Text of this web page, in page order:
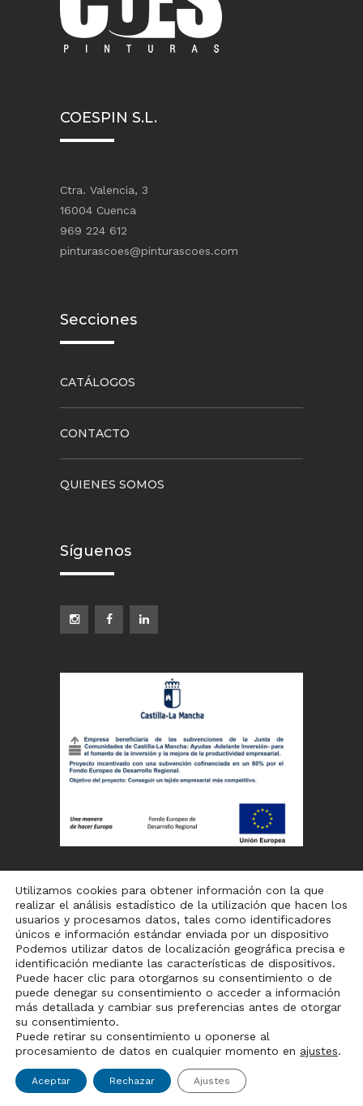
COESPIN S.L.
Ctra. Valencia, 3
16004 Cuenca
969 224 612
pinturascoes@pinturascoes.com
Secciones
CATÁLOGOS
CONTACTO
QUIENES SOMOS
Síguenos
Aviso legal –Política de cookies– Desarrollado por
Natanael
El catálogo de productos puede sufrir variaciones en los
próximos días, disculpen las molestiasDescartar
Utilizamos cookies para obtener información con la que
realizar el análisis estadístico de la utilización que hacen los
usuarios y procesamos datos, tales como identificadores
únicos e información estándar enviada por un dispositivo
Podemos utilizar datos de localización geográfica precisa e
identificación mediante las características de dispositivos.
Puede hacer clic para otorgarnos su consentimiento o de
puede denegar su consentimiento o acceder a información
más detallada y cambiar sus preferencias antes de otorgar
su consentimiento.
Puede retirar su consentimiento u oponerse al
procesamiento de datos en cualquier momento en ajustes.
Aceptar Rechazar Ajustes